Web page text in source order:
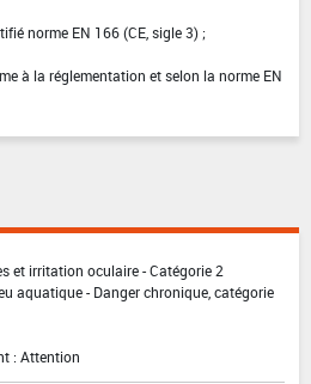
norme EN 166 (CE, sigle 3) ;
à la réglementation et selon la norme EN
et irritation oculaire - Catégorie 2
aquatique - Danger chronique, catégorie
: Attention